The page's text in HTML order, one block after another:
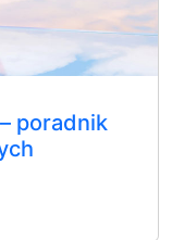
poradnik